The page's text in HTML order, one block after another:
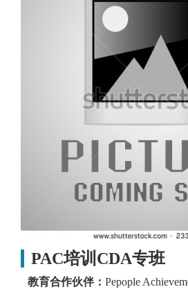
PAC培训CDA专班
教育合作伙伴： Pepople